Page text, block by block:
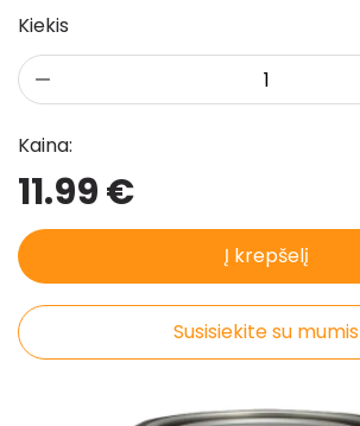
Kiekis
Kaina:
11.99 €
Į krepšelį
Susisiekite su mumis